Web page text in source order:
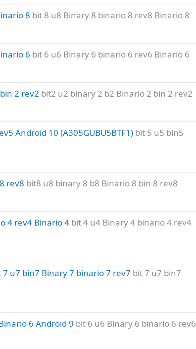
8 bit 8 u8 Binary 8 binario 8 rev8 Binario 8
6 bit 6 u6 Binary 6 binario 6 rev6 Binario 6
2 rev2 bit2 u2 binary 2 b2 Binario 2 bin 2 rev2
Android 10 (A305GUBU5BTF1) bit 5 u5 bin5
rev8 bit8 u8 binary 8 b8 Binario 8 bin 8 rev8
4 rev4 Binario 4 bit 4 u4 Binary 4 binario 4 rev4
7 u7 bin7 Binary 7 binario 7 rev7 bit 7 u7 bin7
6 Android 9 bit 6 u6 Binary 6 binario 6 rev6